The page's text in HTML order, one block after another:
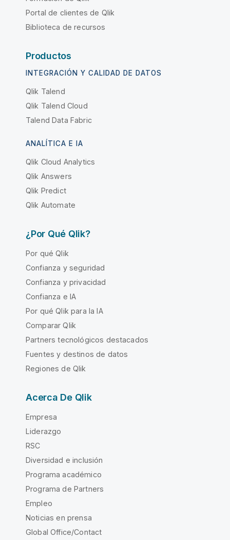
Portal de clientes de Qlik
Biblioteca de recursos
Productos
INTEGRACIÓN Y CALIDAD DE DATOS
Qlik Talend
Qlik Talend Cloud
Talend Data Fabric
ANALÍTICA E IA
Qlik Cloud Analytics
Qlik Answers
Qlik Predict
Qlik Automate
¿Por Qué Qlik?
Por qué Qlik
Confianza y seguridad
Confianza y privacidad
Confianza e IA
Por qué Qlik para la IA
Comparar Qlik
Partners tecnológicos destacados
Fuentes y destinos de datos
Regiones de Qlik
Acerca De Qlik
Empresa
Liderazgo
RSC
Diversidad e inclusión
Programa académico
Programa de Partners
Empleo
Noticias en prensa
Global Office/Contact